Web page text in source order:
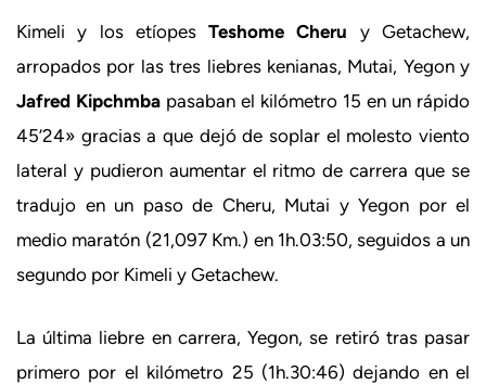
Kimeli y los etíopesTeshome Cheru y Getachew,
arropados por las tres liebres kenianas, Mutai, Yegon y
Jafred Kipchmba pasaban el kilómetro 15 en un rápido
45’24» gracias a que dejó de soplar el molesto viento
lateral y pudieron aumentar el ritmo de carrera que se
tradujo en un paso de Cheru, Mutai y Yegon por el
medio maratón (21,097 Km.) en 1h.03:50, seguidos a un
segundo por Kimeli y Getachew.
La última liebre en carrera, Yegon, se retiró tras pasar
primero por el kilómetro 25 (1h.30:46) dejando en el